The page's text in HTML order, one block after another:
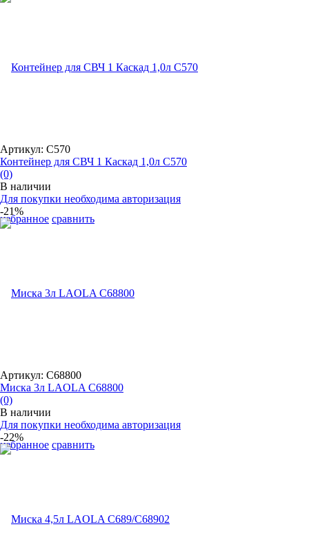
избранное сравнить
Артикул: С570
Контейнер для СВЧ 1 Каскад 1,0л С570
(0)
В наличии
Для покупки необходима авторизация
-21%
избранное сравнить
Артикул: С68800
Миска 3л LAOLA С68800
(0)
В наличии
Для покупки необходима авторизация
-22%